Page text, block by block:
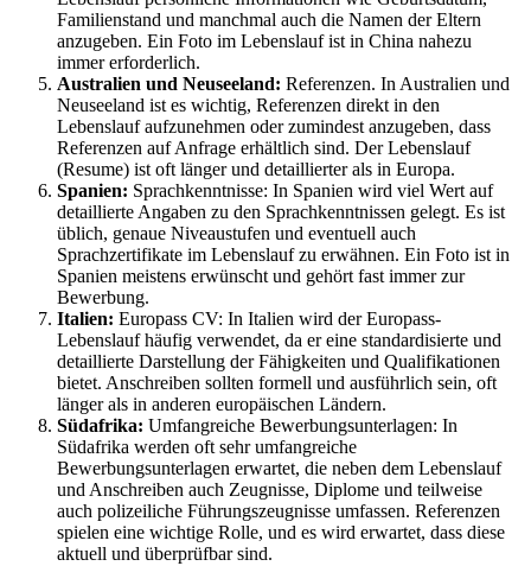
Familienstand und manchmal auch die Namen der Eltern
anzugeben. Ein Foto im Lebenslauf ist in China nahezu
immer erforderlich.
Australien und Neuseeland: Referenzen. In Australien und
Neuseeland ist es wichtig, Referenzen direkt in den
Lebenslauf aufzunehmen oder zumindest anzugeben, dass
Referenzen auf Anfrage erhältlich sind. Der Lebenslauf
(Resume) ist oft länger und detaillierter als in Europa.
Spanien: Sprachkenntnisse: In Spanien wird viel Wert auf
detaillierte Angaben zu den Sprachkenntnissen gelegt. Es ist
üblich, genaue Niveaustufen und eventuell auch
Sprachzertifikate im Lebenslauf zu erwähnen. Ein Foto ist in
Spanien meistens erwünscht und gehört fast immer zur
Bewerbung.
Italien: Europass CV: In Italien wird der Europass-
Lebenslauf häufig verwendet, da er eine standardisierte und
detaillierte Darstellung der Fähigkeiten und Qualifikationen
bietet. Anschreiben sollten formell und ausführlich sein, oft
länger als in anderen europäischen Ländern.
Südafrika: Umfangreiche Bewerbungsunterlagen: In
Südafrika werden oft sehr umfangreiche
Bewerbungsunterlagen erwartet, die neben dem Lebenslauf
und Anschreiben auch Zeugnisse, Diplome und teilweise
auch polizeiliche Führungszeugnisse umfassen. Referenzen
spielen eine wichtige Rolle, und es wird erwartet, dass diese
aktuell und überprüfbar sind.